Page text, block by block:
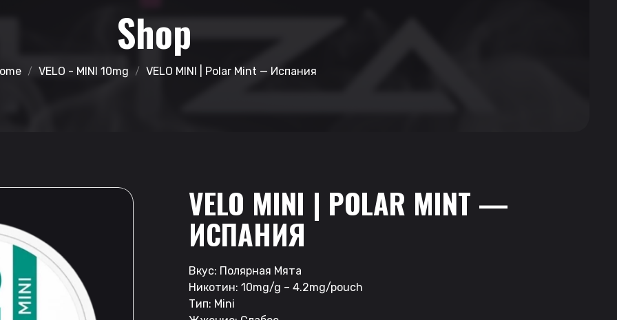
Shop
VELO - MINI 10mg VELO MINI | Polar Mint — Испания
VELO MINI | POLAR MINT —
ИСПАНИЯ
Вкус: Полярная Мята
Никотин: 10mg/g – 4.2mg/pouch
Тип: Mini